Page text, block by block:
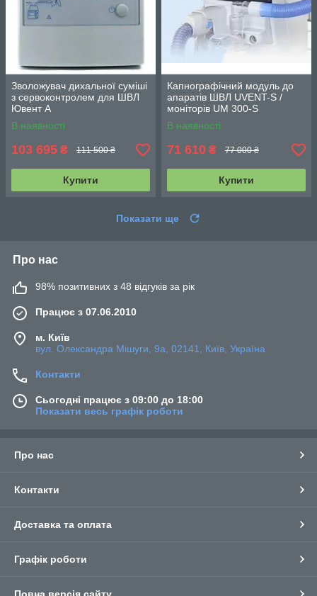
Зволожувач дихальної суміші
з сервоконтролем для ШВЛ
Ювент А
В наявності
103 695 ₴ 111 500 ₴
Купити
Капнографічний модуль до
апаратів ШВЛ UVENT-S /
моніторів UM 300-S
В наявності
71 610 ₴ 77 000 ₴
Купити
Показати ще
Про нас
98% позитивних з 48 відгуків за рік
Працює з 07.06.2010
м. Київ
вул. Олександра Мішуги, 9а, 02141, Київ, Україна
Контакти
Сьогодні працює з 09:00 до 18:00
Показати весь графік роботи
Про нас
Контакти
Доставка та оплата
Графік роботи